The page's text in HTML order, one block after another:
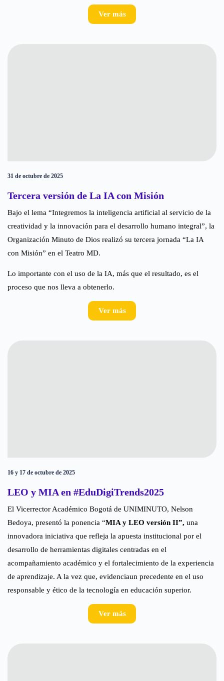
Ver más
31 de octubre de 2025
Tercera versión de La IA con Misión
Bajo el lema “Integremos la inteligencia artificial al servicio de la
creatividad y la innovación para el desarrollo humano integral”, la
Organización Minuto de Dios realizó su tercera jornada “La IA
con Misión” en el Teatro MD.
Lo importante con el uso de la IA, más que el resultado, es el
proceso que nos lleva a obtenerlo.
Ver más
16 y 17 de octubre de 2025
LEO y MIA en #EduDigiTrends2025
El Vicerrector Académico Bogotá de UNIMINUTO, Nelson
Bedoya, presentó la ponencia “MIA y LEO versión II”, una
innovadora iniciativa que refleja la apuesta institucional por el
desarrollo de herramientas digitales centradas en el
acompañamiento académico y el fortalecimiento de la experiencia
de aprendizaje. A la vez que, evidenciaun precedente en el uso
responsable y ético de la tecnología en educación superior.
Ver más